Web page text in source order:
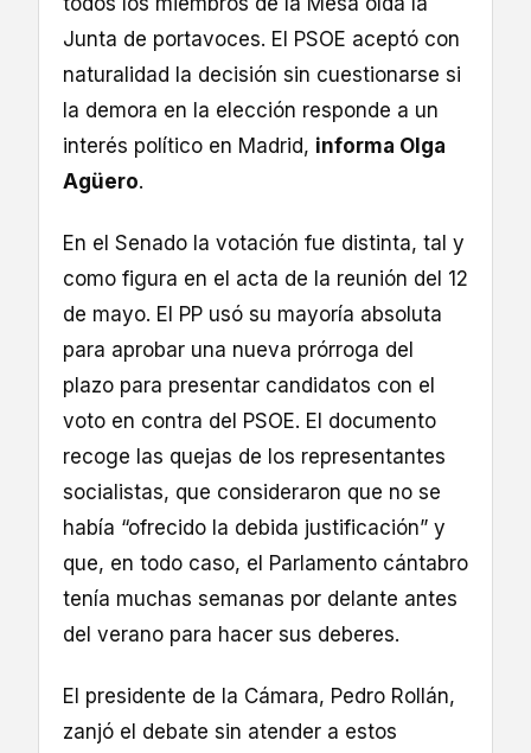
Junta de portavoces. El PSOE aceptó con
naturalidad la decisión sin cuestionarse si
la demora en la elección responde a un
interés político en Madrid, informa Olga
Agüero.
En el Senado la votación fue distinta, tal y
como figura en el acta de la reunión del 12
de mayo. El PP usó su mayoría absoluta
para aprobar una nueva prórroga del
plazo para presentar candidatos con el
voto en contra del PSOE. El documento
recoge las quejas de los representantes
socialistas, que consideraron que no se
había “ofrecido la debida justificación” y
que, en todo caso, el Parlamento cántabro
tenía muchas semanas por delante antes
del verano para hacer sus deberes.
El presidente de la Cámara, Pedro Rollán,
zanjó el debate sin atender a estos